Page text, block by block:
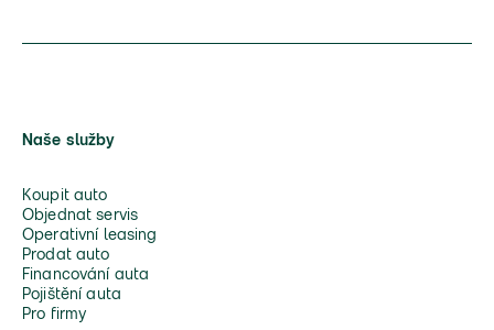
Naše služby
Koupit auto
Objednat servis
Operativní leasing
Prodat auto
Financování auta
Pojištění auta
Pro firmy